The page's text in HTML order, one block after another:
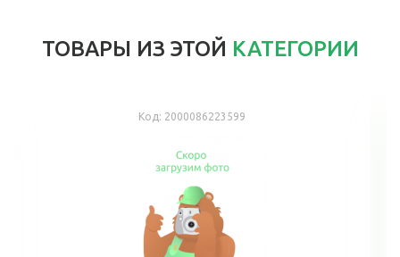
ТОВАРЫ ИЗ ЭТОЙ КАТЕГОРИИ
Код: 2000086223599